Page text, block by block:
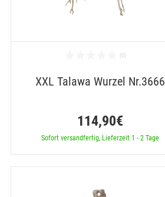
XXL Talawa Wurzel Nr.3666
114,90€
Sofort versandfertig, Lieferzeit 1 - 2 Tage